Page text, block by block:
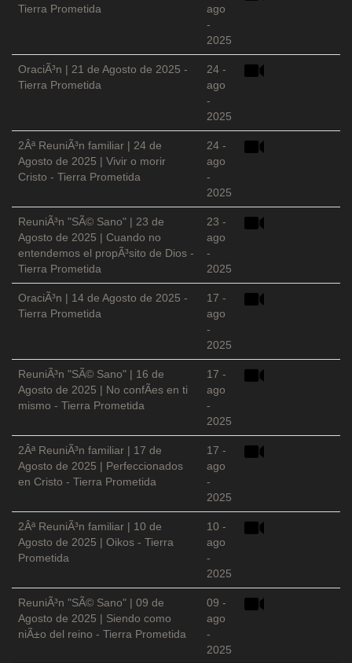
Tierra Prometida
ago
-
2025
OraciÃ³n | 21 de Agosto de 2025 -
Tierra Prometida
24 -
ago
-
2025
2Âª ReuniÃ³n familiar | 24 de
Agosto de 2025 | Vivir o morir
Cristo - Tierra Prometida
24 -
ago
-
2025
ReuniÃ³n "SÃ© Sano" | 23 de
Agosto de 2025 | Cuando no
entendemos el propÃ³sito de Dios -
Tierra Prometida
23 -
ago
-
2025
OraciÃ³n | 14 de Agosto de 2025 -
Tierra Prometida
17 -
ago
-
2025
ReuniÃ³n "SÃ© Sano" | 16 de
Agosto de 2025 | No confÃ­es en ti
mismo - Tierra Prometida
17 -
ago
-
2025
2Âª ReuniÃ³n familiar | 17 de
Agosto de 2025 | Perfeccionados
en Cristo - Tierra Prometida
17 -
ago
-
2025
2Âª ReuniÃ³n familiar | 10 de
Agosto de 2025 | Oikos - Tierra
Prometida
10 -
ago
-
2025
ReuniÃ³n "SÃ© Sano" | 09 de
Agosto de 2025 | Siendo como
niÃ±o del reino - Tierra Prometida
09 -
ago
-
2025